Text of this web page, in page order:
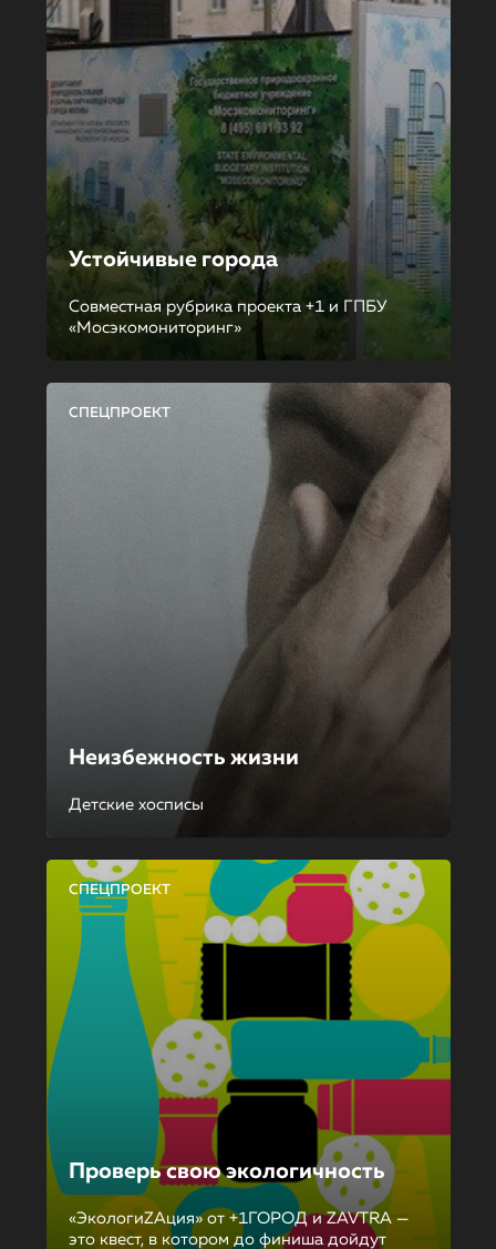
Устойчивые города
Совместная рубрика проекта +1 и ГПБУ
«Мосэкомониторинг»
СПЕЦПРОЕКТ
Неизбежность жизни
Детские хосписы
СПЕЦПРОЕКТ
Проверь свою экологичность
«ЭкологиZAция» от +1ГОРОД и ZAVTRA —
это квест, в котором до финиша дойдут